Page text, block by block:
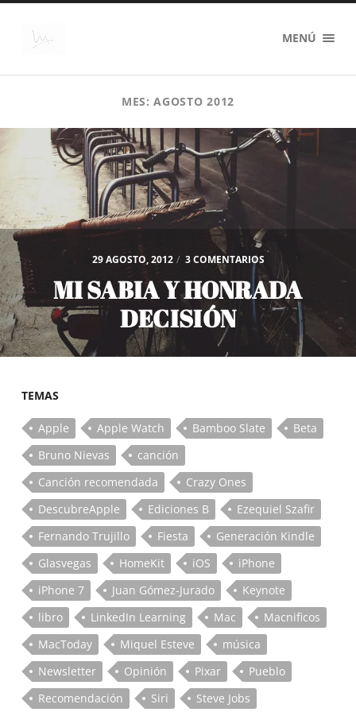
@Marc_intosh MENÚ
MES:AGOSTO 2012
29 AGOSTO, 2012 / 3 COMENTARIOS
MI SABIA Y HONRADA
DECISIÓN
TEMAS
Apple Apple Watch Bamboo Slate
Beta
Bruno Nievas
canción
Canción recomendada
Crazy Ones
DescubreApple
Ediciones B
Ezequiel Szafir
Fernando Trujillo
Fiesta
Generación Kindle
Glasvegas
HomeKit iOS
iPhone
iPhone 7
Juan Gómez-Jurado
Keynote
libro
LinkedIn Learning Mac
Macnificos
MacToday
Miquel Esteve
música
Newsletter
Opinión Pixar
Pueblo
Recomendación
Siri Steve Jobs